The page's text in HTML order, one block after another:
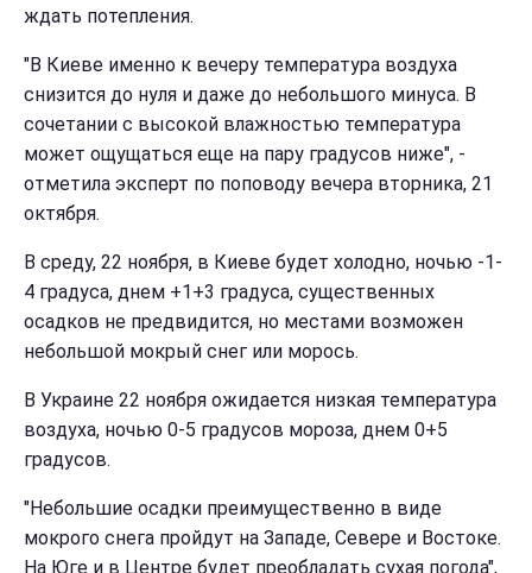
ждать потепления.
"В Киеве именно к вечеру температура воздуха
снизится до нуля и даже до небольшого минуса. В
сочетании с высокой влажностью температура
может ощущаться еще на пару градусов ниже", -
отметила эксперт по поповоду вечера вторника, 21
октября.
В среду, 22 ноября, в Киеве будет холодно, ночью -1-
4 градуса, днем +1+3 градуса, существенных
осадков не предвидится, но местами возможен
небольшой мокрый снег или морось.
В Украине 22 ноября ожидается низкая температура
воздуха, ночью 0-5 градусов мороза, днем 0+5
градусов.
"Небольшие осадки преимущественно в виде
мокрого снега пройдут на Западе, Севере и Востоке.
На Юге и в Центре будет преобладать сухая погода",